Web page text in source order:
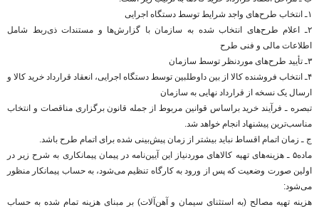
۱ـ انتخاب طرح‌های واجد شرایط توسط دستگاه اجرایی
۲ـ اعلام طرح‌های انتخاب شده به سازمان با گزارش‌ها و مستندات ذی‌ربط شامل
اطلاعات مالی و فنی طرح
۳ـ تأیید طرح‌های موردنظر توسط سازمان
۴ـ انتخاب فروشنده کالا از بین داوطلبین توسط دستگاه اجرایی، انعقاد قرارداد خرید کالا و
ارسال یک نسخه از قرارداد نهایی به سازمان
تبصره ـ فرآیند خرید براساس قوانین مربوط از جمله قانون برگزاری مناقصات و انتخاب
مناسب‌ترین پیشنهاد انجام خواهد شد.
ج ـ زمان اتمام اقساط نباید بیشتر از زمان پیش‌بینی شده برای اتمام طرح باشد.
ماده۵ ـ هزینه‌های تهیه کالاهای موردنیاز این آیین‌نامه در پیمان پیمانکاری به شرح زیر در
اولین صورت وضعیت که پس از ورود به کارگاه تنظیم می‌شود، به حساب پیمانکار منظور
می‌شود:
هزینه تهیه مصالح (به استثنای سیمان و آهن‌آلات) بر مبنای هزینه تمام شده به حساب